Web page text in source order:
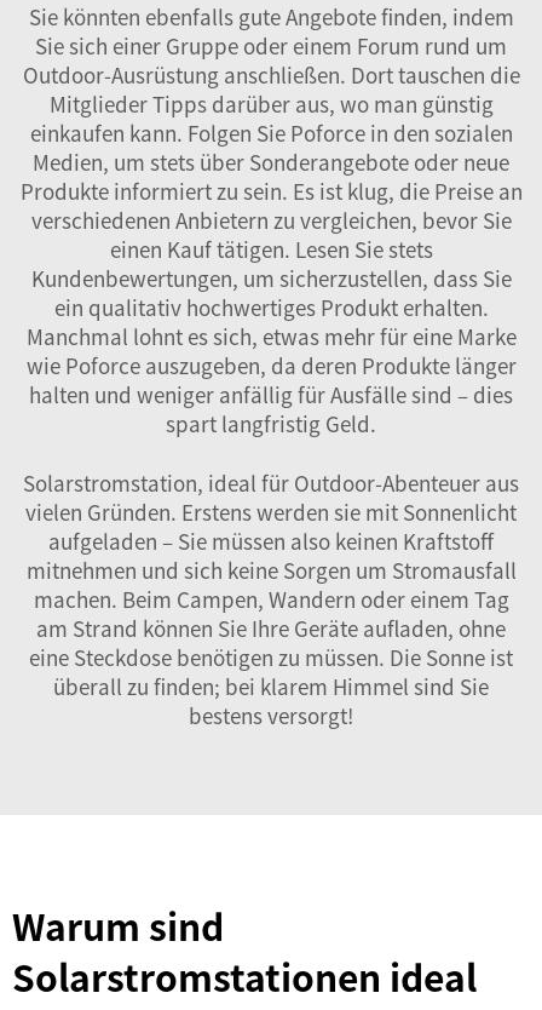
Sie könnten ebenfalls gute Angebote finden, indem
Sie sich einer Gruppe oder einem Forum rund um
Outdoor-Ausrüstung anschließen. Dort tauschen die
Mitglieder Tipps darüber aus, wo man günstig
einkaufen kann. Folgen Sie Poforce in den sozialen
Medien, um stets über Sonderangebote oder neue
Produkte informiert zu sein. Es ist klug, die Preise an
verschiedenen Anbietern zu vergleichen, bevor Sie
einen Kauf tätigen. Lesen Sie stets
Kundenbewertungen, um sicherzustellen, dass Sie
ein qualitativ hochwertiges Produkt erhalten.
Manchmal lohnt es sich, etwas mehr für eine Marke
wie Poforce auszugeben, da deren Produkte länger
halten und weniger anfällig für Ausfälle sind – dies
spart langfristig Geld.
Solarstromstation, ideal für Outdoor-Abenteuer aus
vielen Gründen. Erstens werden sie mit Sonnenlicht
aufgeladen – Sie müssen also keinen Kraftstoff
mitnehmen und sich keine Sorgen um Stromausfall
machen. Beim Campen, Wandern oder einem Tag
am Strand können Sie Ihre Geräte aufladen, ohne
eine Steckdose benötigen zu müssen. Die Sonne ist
überall zu finden; bei klarem Himmel sind Sie
bestens versorgt!
Warum sind
Solarstromstationen ideal